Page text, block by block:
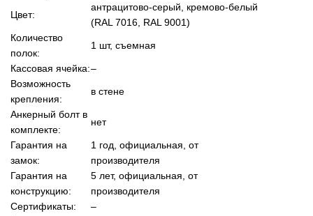
Цвет:
антрацитово-серый, кремово-белый
(RAL 7016, RAL 9001)
Количество
полок:
1 шт, съемная
Кассовая ячейка:–
Возможность
крепления:
в стене
Анкерный болт в
комплекте:
нет
Гарантия на
замок:
1 год, официальная, от
производителя
Гарантия на
конструкцию:
5 лет, официальная, от
производителя
Сертификаты:
–